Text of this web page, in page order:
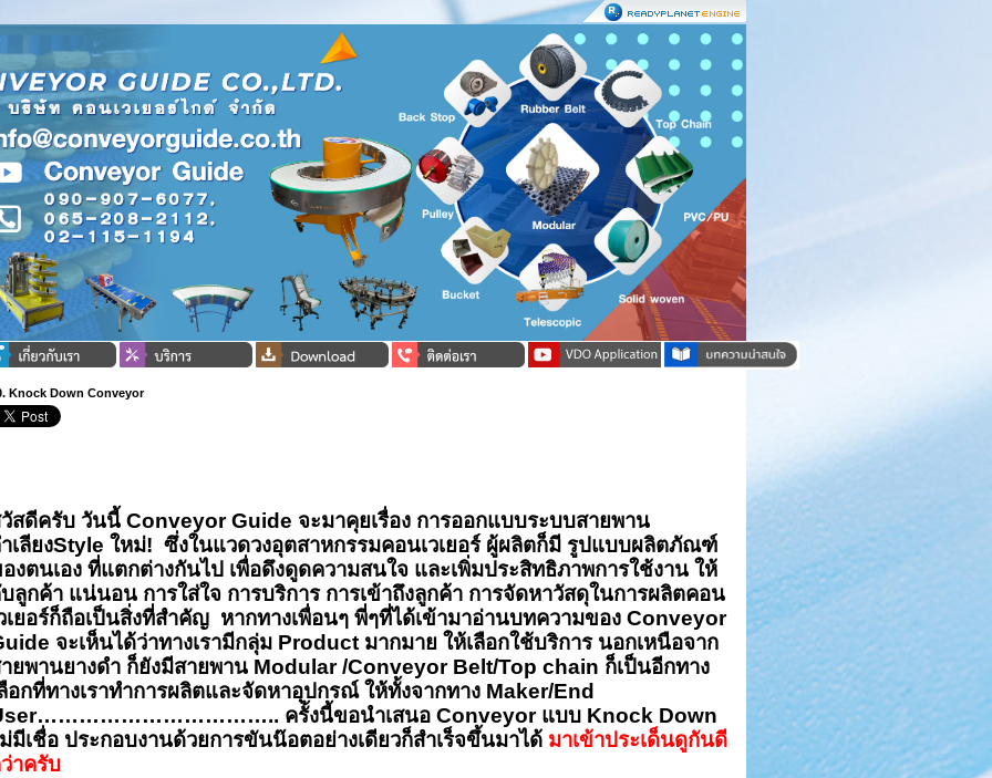
Knock Down Conveyor
สดีครับ วันนี้ Conveyor Guide จะมาคุยเรื่อง การออกแบบระบบสายพาน
เลียงStyle ใหม่! ซึ่งในแวดวงอุตสาหกรรมคอนเวเยอร์ ผู้ผลิตก็มี รูปแบบผลิตภัณฑ์
งตนเอง ที่แตกต่างกันไป เพื่อดึงดูดความสนใจ และเพิ่มประสิทธิภาพการใช้งาน ให้
ลูกค้า แน่นอน การใส่ใจ การบริการ การเข้าถึงลูกค้า การจัดหาวัสดุในการผลิตคอน
เยอร์ก็ถือเป็นสิ่งที่สำคัญ หากทางเพื่อนๆ พี่ๆที่ได้เข้ามาอ่านบทความของ Conveyor
จะเห็นได้ว่าทางเรามีกลุ่ม Product มากมาย ให้เลือกใช้บริการ นอกเหนือจาก
ยพานยางดำ ก็ยังมีสายพาน Modular /Conveyor Belt/Top chain ก็เป็นอีกทาง
อกที่ทางเราทำการผลิตและจัดหาอุปกรณ์ ให้ทั้งจากทาง Maker/End
ครั้งนี้ขอนำเสนอ Conveyor แบบ Knock Down
มีเชื่อ ประกอบงานด้วยการขันน๊อตอย่างเดียวก็สำเร็จขึ้นมาได้ มาเข้าประเด็นดูกันดี
าครับ